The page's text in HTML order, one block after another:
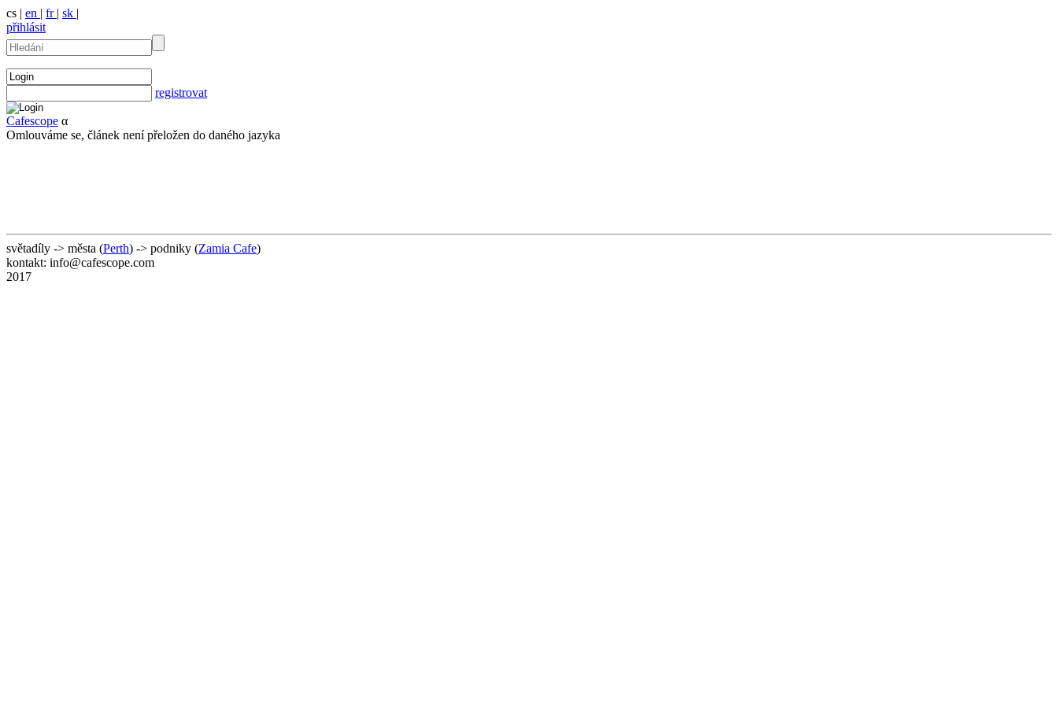
cs | en | fr | sk |
přihlásit
registrovat
Cafescope α
Omlouváme se, článek není přeložen do daného jazyka
světadíly -> města (Perth) -> podniky (Zamia Cafe)
kontakt: info@cafescope.com
2017